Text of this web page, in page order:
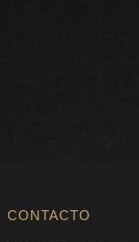
CONTACTO